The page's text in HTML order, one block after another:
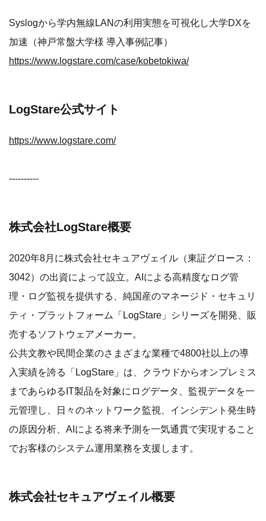
Syslogから学内無線LANの利用実態を可視化し大学DXを
加速（神戸常盤大学様 導入事例記事）
https://www.logstare.com/case/kobetokiwa/
LogStare公式サイト
https://www.logstare.com/
----------
株式会社LogStare概要
2020年8月に株式会社セキュアヴェイル（東証グロース：
3042）の出資によって設立。AIによる高精度なログ管
理・ログ監視を提供する、純国産のマネージド・セキュリ
ティ・プラットフォーム「LogStare」シリーズを開発、販
売するソフトウェアメーカー。
公共文教や民間企業のさまざまな業種で4800社以上の導
入実績を誇る「LogStare」は、クラウドからオンプレミス
まであらゆるIT製品を対象にログデータ、監視データを一
元管理し、日々のネットワーク監視、インシデント発生時
の原因分析、AIによる将来予測を一気通貫で実現すること
でお客様のシステム運用業務を支援します。
株式会社セキュアヴェイル概要